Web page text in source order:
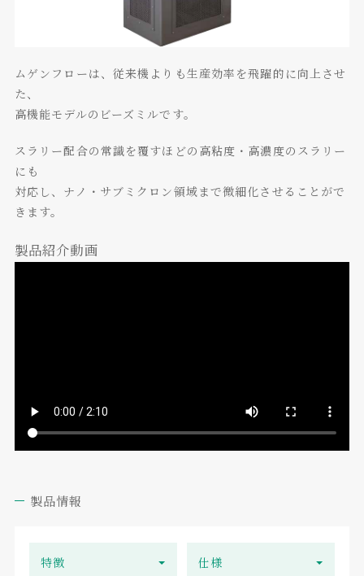
ムゲンフローは、従来機よりも生産効率を飛躍的に向上させ
た、
高機能モデルのビーズミルです。
スラリー配合の常識を覆すほどの高粘度・高濃度のスラリー
にも
対応し、ナノ・サブミクロン領域まで微細化させることがで
きます。
製品紹介動画
製品情報
特徴 仕様